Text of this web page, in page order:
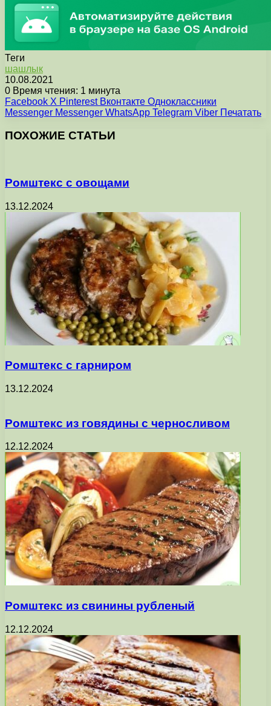
Теги
шашлык
10.08.2021
0 Время чтения: 1 минута
Facebook X Pinterest Вконтакте Одноклассники
Messenger Messenger WhatsApp Telegram Viber Печатать
ПОХОЖИЕ СТАТЬИ
Ромштекс с овощами
13.12.2024
Ромштекс с гарниром
13.12.2024
Ромштекс из говядины с черносливом
12.12.2024
Ромштекс из свинины рубленый
12.12.2024